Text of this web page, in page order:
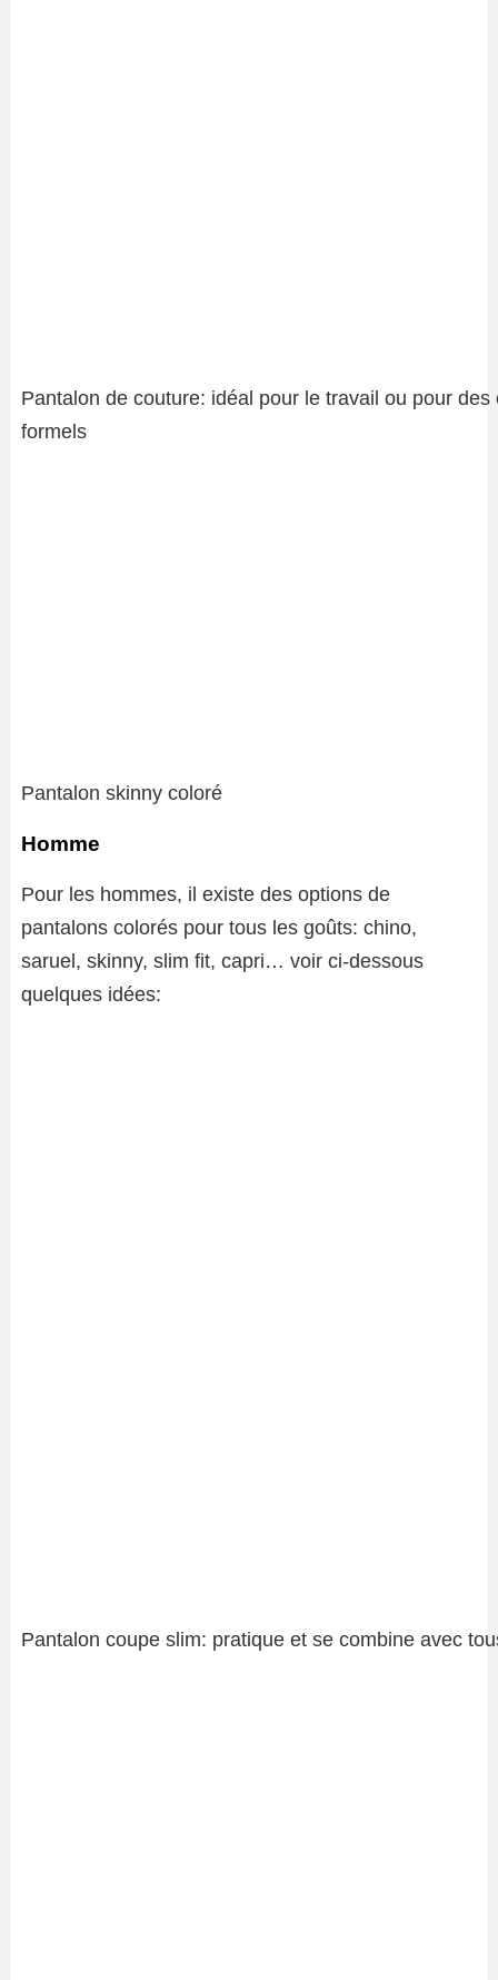
Pantalon de couture: idéal pour le travail ou pour des
formels
Pantalon skinny coloré
Homme
Pour les hommes, il existe des options de
pantalons colorés pour tous les goûts: chino,
saruel, skinny, slim fit, capri… voir ci-dessous
quelques idées:
Pantalon coupe slim: pratique et se combine avec